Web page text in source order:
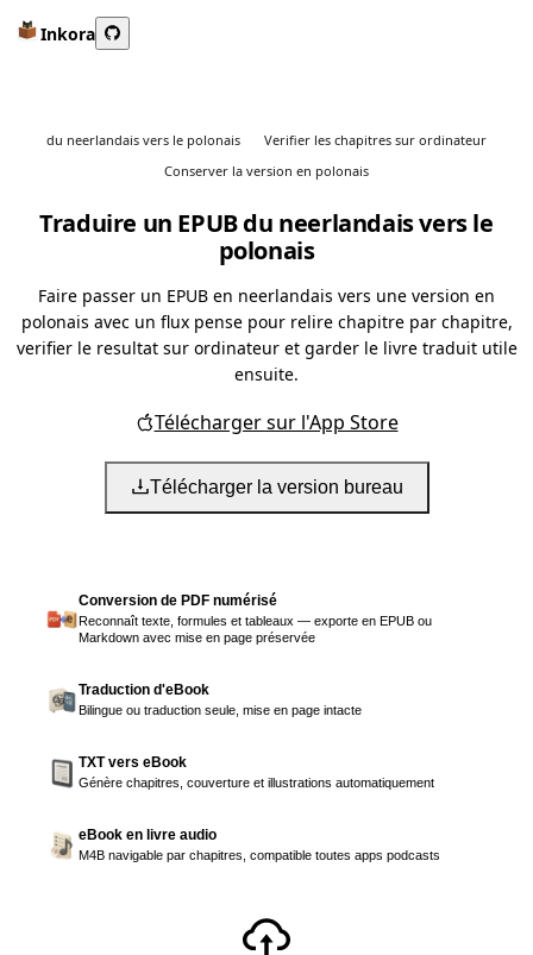
Inkora
du neerlandais vers le polonais
Verifier les chapitres sur ordinateur
Conserver la version en polonais
Traduire un EPUB du neerlandais vers le
polonais
Faire passer un EPUB en neerlandais vers une version en
polonais avec un flux pense pour relire chapitre par chapitre,
verifier le resultat sur ordinateur et garder le livre traduit utile
ensuite.
Télécharger sur l'App Store
Télécharger la version bureau
Conversion de PDF numérisé
Reconnaît texte, formules et tableaux — exporte en EPUB ou
Markdown avec mise en page préservée
Traduction d'eBook
Bilingue ou traduction seule, mise en page intacte
TXT vers eBook
Génère chapitres, couverture et illustrations automatiquement
eBook en livre audio
M4B navigable par chapitres, compatible toutes apps podcasts